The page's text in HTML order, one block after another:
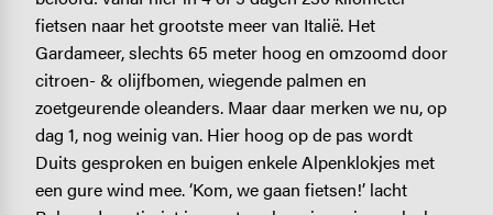
fietsen naar het grootste meer van Italië. Het
Gardameer, slechts 65 meter hoog en omzoomd door
citroen- & olijfbomen, wiegende palmen en
zoetgeurende oleanders. Maar daar merken we nu, op
dag 1, nog weinig van. Hier hoog op de pas wordt
Duits gesproken en buigen enkele Alpenklokjes met
een gure wind mee. ‘Kom, we gaan fietsen!’ lacht